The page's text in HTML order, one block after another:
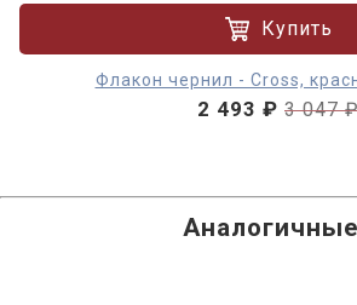
Купить
Флакон чернил - Cross,
2 493 ₽ 3 047
Аналогичные